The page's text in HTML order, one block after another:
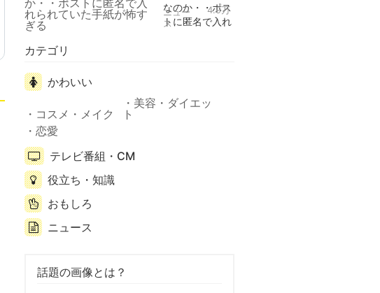
なのか・・ポス
トに匿名で入れ
ニュー
ス
4.9万
カテゴリ
かわいい
コスメ・メイク
美容・ダイエッ
ト
恋愛
テレビ番組・CM
役立ち・知識
おもしろ
ニュース
話題の画像とは？